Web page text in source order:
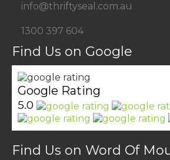
info@thriftyseal.com.au
1300 397 604
Find Us on Google
Google Rating
5.0
Find Us on Word Of